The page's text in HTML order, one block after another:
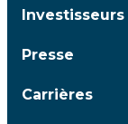
Investisseurs
Presse
Carrières